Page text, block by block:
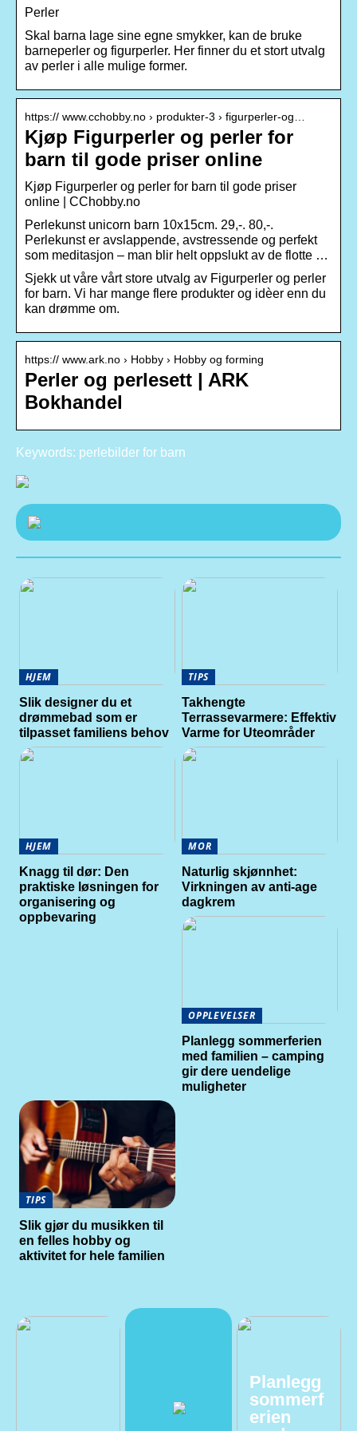
Perler
Skal barna lage sine egne smykker, kan de bruke
barneperler og figurperler. Her finner du et stort utvalg
av perler i alle mulige former.
https:// www.cchobby.no › produkter-3 › figurperler-og…
Kjøp Figurperler og perler for
barn til gode priser online
Kjøp Figurperler og perler for barn til gode priser
online | CChobby.no
Perlekunst unicorn barn 10x15cm. 29,-. 80,-.
Perlekunst er avslappende, avstressende og perfekt
som meditasjon – man blir helt oppslukt av de flotte …
Sjekk ut våre vårt store utvalg av Figurperler og perler
for barn. Vi har mange flere produkter og idèer enn du
kan drømme om.
https:// www.ark.no › Hobby › Hobby og forming
Perler og perlesett | ARK
Bokhandel
Keywords: perlebilder for barn
HJEM
Slik designer du et
drømmebad som er
tilpasset familiens behov
TIPS
Takhengte
Terrassevarmere: Effektiv
Varme for Uteområder
HJEM
Knagg til dør: Den
praktiske løsningen for
organisering og
oppbevaring
MOR
Naturlig skjønnhet:
Virkningen av anti-age
dagkrem
OPPLEVELSER
Planlegg sommerferien
med familien – camping
gir dere uendelige
muligheter
TIPS
Slik gjør du musikken til
en felles hobby og
aktivitet for hele familien
Planlegg
sommerf
erien